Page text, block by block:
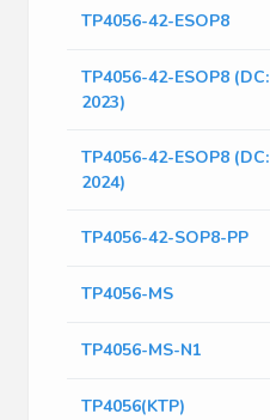
TP4056-42-ESOP8
TP4056-42-ESOP8 (DC:
2023)
TP4056-42-ESOP8 (DC:
2024)
TP4056-42-SOP8-PP
TP4056-MS
TP4056-MS-N1
TP4056(KTP)